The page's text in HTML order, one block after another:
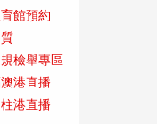
館預約
檢舉專區
港直播
港直播